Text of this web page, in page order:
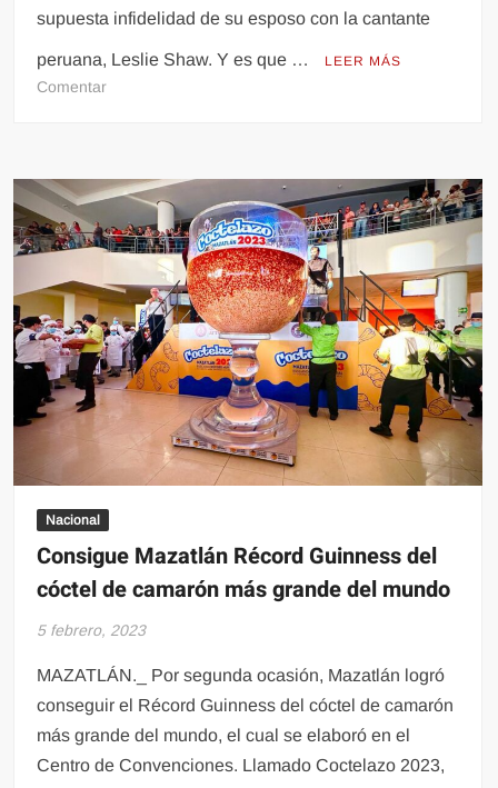
supuesta infidelidad de su esposo con la cantante
peruana, Leslie Shaw. Y es que … LEER MÁS
Comentaren
Mottola
estarían
separados
Nacional
Consigue Mazatlán Récord Guinness del
cóctel de camarón más grande del mundo
5 febrero, 2023
MAZATLÁN._ Por segunda ocasión, Mazatlán logró
conseguir el Récord Guinness del cóctel de camarón
más grande del mundo, el cual se elaboró en el
Centro de Convenciones. Llamado Coctelazo 2023,